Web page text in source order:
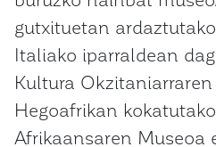
gutxituetan
Italiako iparraldean
Kultura
Hegoafrikan
Afrikaansaren Museoa